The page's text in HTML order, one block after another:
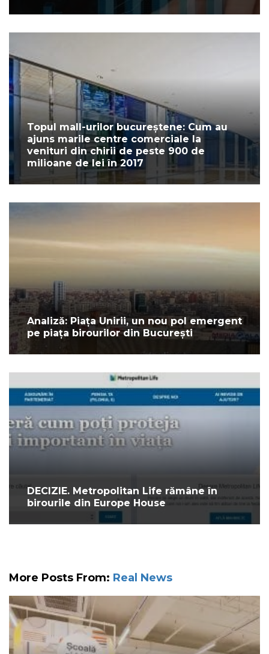
Topul mall-urilor bucureștene: Cum au
ajuns marile centre comerciale la
venituri din chirii de peste 900 de
milioane de lei în 2017
Analiză: Piața Unirii, un nou pol emergent
pe piața birourilor din București
DECIZIE. Metropolitan Life rămâne în
birourile din Europe House
More Posts From: Real News